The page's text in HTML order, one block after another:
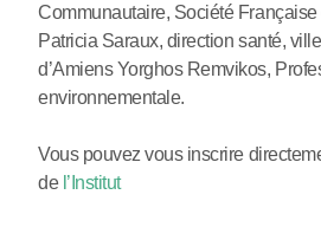
Communautaire, Société
Patricia Saraux, direction santé,
d’Amiens Yorghos Remvikos,
environnementale.
Vous pouvez vous inscrire
de l’Institut